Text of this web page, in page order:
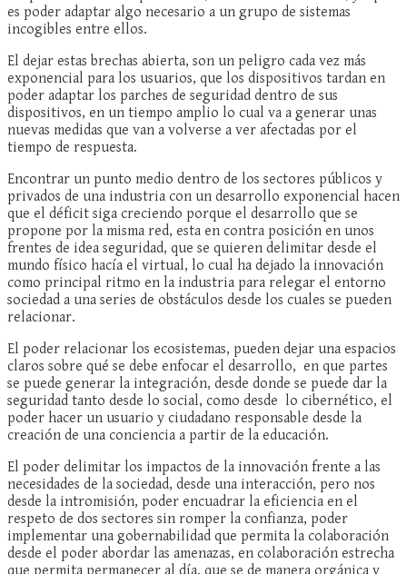
es poder adaptar algo necesario a un grupo de sistemas
incogibles entre ellos.
El dejar estas brechas abierta, son un peligro cada vez más
exponencial para los usuarios, que los dispositivos tardan en
poder adaptar los parches de seguridad dentro de sus
dispositivos, en un tiempo amplio lo cual va a generar unas
nuevas medidas que van a volverse a ver afectadas por el
tiempo de respuesta.
Encontrar un punto medio dentro de los sectores públicos y
privados de una industria con un desarrollo exponencial hacen
que el déficit siga creciendo porque el desarrollo que se
propone por la misma red, esta en contra posición en unos
frentes de idea seguridad, que se quieren delimitar desde el
mundo físico hacía el virtual, lo cual ha dejado la innovación
como principal ritmo en la industria para relegar el entorno
sociedad a una series de obstáculos desde los cuales se pueden
relacionar.
El poder relacionar los ecosistemas, pueden dejar una espacios
claros sobre qué se debe enfocar el desarrollo, en que partes
se puede generar la integración, desde donde se puede dar la
seguridad tanto desde lo social, como desde lo cibernético, el
poder hacer un usuario y ciudadano responsable desde la
creación de una conciencia a partir de la educación.
El poder delimitar los impactos de la innovación frente a las
necesidades de la sociedad, desde una interacción, pero nos
desde la intromisión, poder encuadrar la eficiencia en el
respeto de dos sectores sin romper la confianza, poder
implementar una gobernabilidad que permita la colaboración
desde el poder abordar las amenazas, en colaboración estrecha